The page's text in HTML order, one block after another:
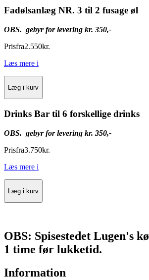
Fadølsanlæg NR. 3 til 2 fusage øl
OBS. gebyr for levering kr. 350,-
Prisfra2.550kr.
Læs mere i
Læg i kurv
Drinks Bar til 6 forskellige drinks
OBS. gebyr for levering kr. 350,-
Prisfra3.750kr.
Læs mere i
Læg i kurv
OBS: Spisestedet Lugen's
1 time før lukketid.
Information